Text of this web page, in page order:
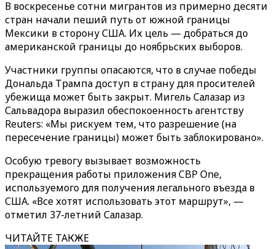
В воскресенье сотни мигрантов из примерно десяти
стран начали пеший путь от южной границы
Мексики в сторону США. Их цель — добраться до
американской границы до ноябрьских выборов.
Участники группы опасаются, что в случае победы
Дональда Трампа доступ в страну для просителей
убежища может быть закрыт. Мигель Салазар из
Сальвадора выразил обеспокоенность агентству
Reuters: «Мы рискуем тем, что разрешение (на
пересечение границы) может быть заблокировано».
Особую тревогу вызывает возможность
прекращения работы приложения CBP One,
используемого для получения легального въезда в
США. «Все хотят использовать этот маршрут», —
отметил 37-летний Салазар.
ЧИТАЙТЕ ТАКЖЕ